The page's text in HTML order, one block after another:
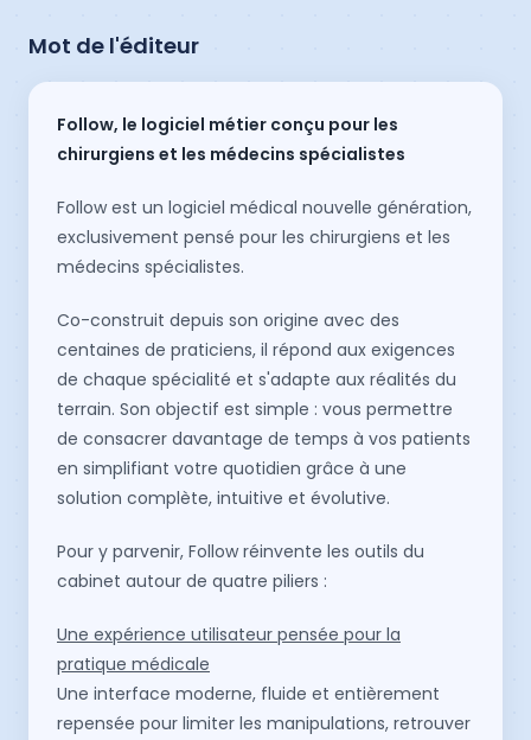
Mot de l'éditeur
Follow, le logiciel métier conçu pour les
chirurgiens et les médecins spécialistes
Follow est un logiciel médical nouvelle génération,
exclusivement pensé pour les chirurgiens et les
médecins spécialistes.
Co-construit depuis son origine avec des
centaines de praticiens, il répond aux exigences
de chaque spécialité et s'adapte aux réalités du
terrain. Son objectif est simple : vous permettre
de consacrer davantage de temps à vos patients
en simplifiant votre quotidien grâce à une
solution complète, intuitive et évolutive.
Pour y parvenir, Follow réinvente les outils du
cabinet autour de quatre piliers :
Une expérience utilisateur pensée pour la
pratique médicale
Une interface moderne, fluide et entièrement
repensée pour limiter les manipulations, retrouver